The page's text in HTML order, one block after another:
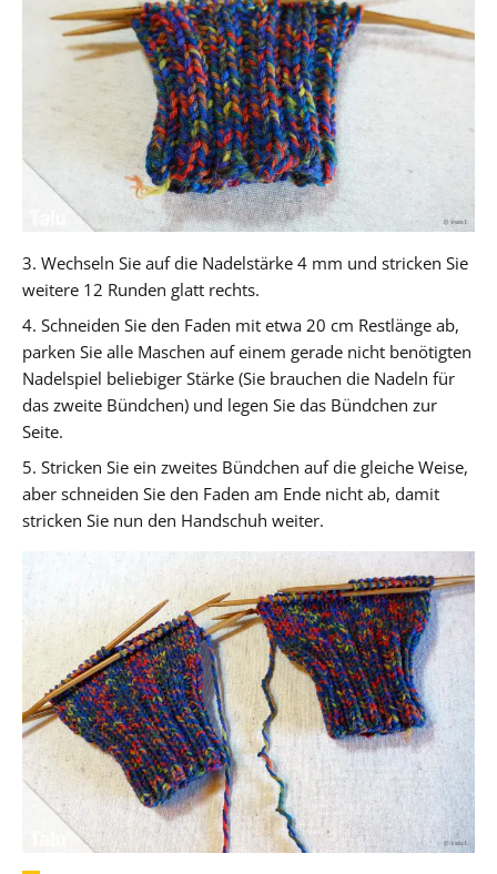
3. Wechseln Sie auf die Nadelstärke 4 mm und stricken Sie
weitere 12 Runden glatt rechts.
4. Schneiden Sie den Faden mit etwa 20 cm Restlänge ab,
parken Sie alle Maschen auf einem gerade nicht benötigten
Nadelspiel beliebiger Stärke (Sie brauchen die Nadeln für
das zweite Bündchen) und legen Sie das Bündchen zur
Seite.
5. Stricken Sie ein zweites Bündchen auf die gleiche Weise,
aber schneiden Sie den Faden am Ende nicht ab, damit
stricken Sie nun den Handschuh weiter.